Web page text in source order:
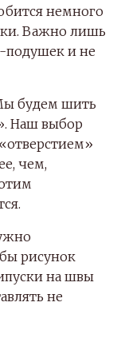
немного
Важно лишь
подушек и не
будем шить
Наш выбор
чем,
рисунок
на швы
не